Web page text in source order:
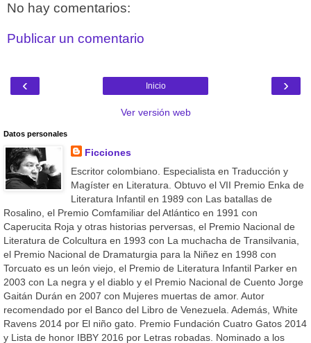
No hay comentarios:
Publicar un comentario
‹ ›
Inicio
Ver versión web
Datos personales
Ficciones
Escritor colombiano. Especialista en Traducción y
Magíster en Literatura. Obtuvo el VII Premio Enka de
Literatura Infantil en 1989 con Las batallas de
Rosalino, el Premio Comfamiliar del Atlántico en 1991 con
Caperucita Roja y otras historias perversas, el Premio Nacional de
Literatura de Colcultura en 1993 con La muchacha de Transilvania,
el Premio Nacional de Dramaturgia para la Niñez en 1998 con
Torcuato es un león viejo, el Premio de Literatura Infantil Parker en
2003 con La negra y el diablo y el Premio Nacional de Cuento Jorge
Gaitán Durán en 2007 con Mujeres muertas de amor. Autor
recomendado por el Banco del Libro de Venezuela. Además, White
Ravens 2014 por El niño gato. Premio Fundación Cuatro Gatos 2014
y Lista de honor IBBY 2016 por Letras robadas. Nominado a los